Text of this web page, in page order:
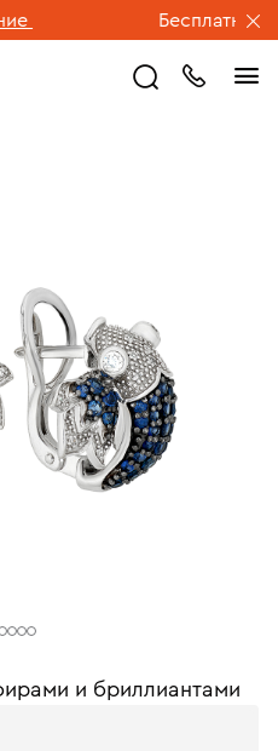
Бесплатная
и бриллиантами